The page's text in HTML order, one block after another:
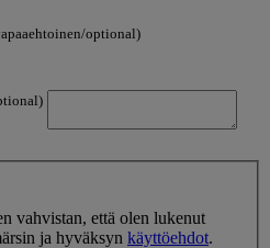
optional)
vahvistan, että olen lukenut
ja hyväksyn käyttöehdot.